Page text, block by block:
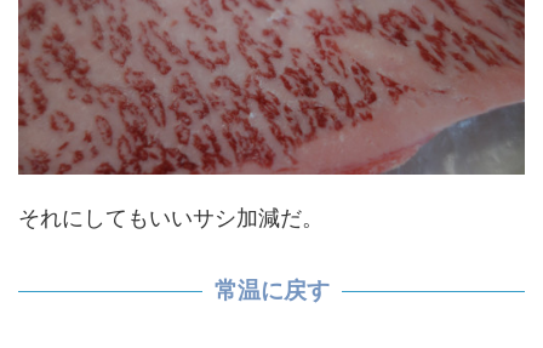
それにしてもいいサシ加減だ。
常温に戻す